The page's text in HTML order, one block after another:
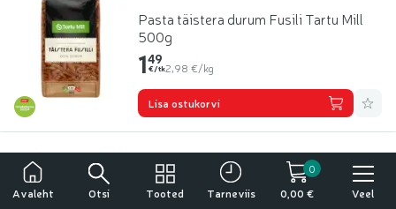
Pasta täistera durum Fusili Tartu Mill
500g
1.49 € per tk
149
€/tkHind ühiku kohta: 2,98 €/kg
2,98 €/kg
Lisa ostukorvi Lisa
Makaronid täist. Spirali Rimi GreatLife
500g
Tähelepanu!
Tegemist on alkoholiga. Alkohol võib kahjustada teie tervist.
Avaleht Otsi Tooted Tarneviis
0
0,00 €
Veel